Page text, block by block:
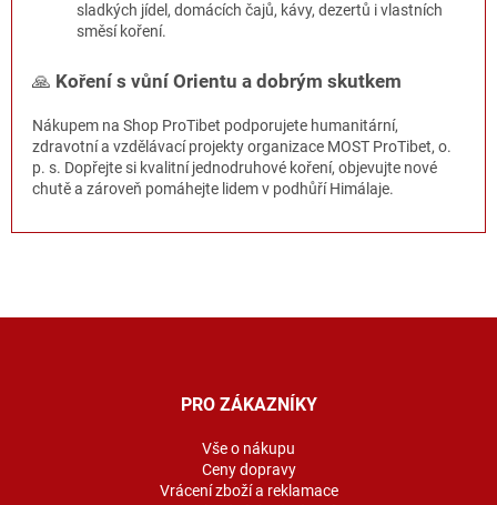
sladkých jídel, domácích čajů, kávy, dezertů i vlastních
směsí koření.
🙏 Koření s vůní Orientu a dobrým skutkem
Nákupem na Shop ProTibet podporujete humanitární,
zdravotní a vzdělávací projekty organizace MOST ProTibet, o.
p. s. Dopřejte si kvalitní jednodruhové koření, objevujte nové
chutě a zároveň pomáhejte lidem v podhůří Himálaje.
PRO ZÁKAZNÍKY
Vše o nákupu
Ceny dopravy
Vrácení zboží a reklamace